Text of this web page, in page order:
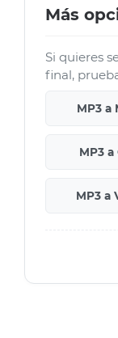
Más
Si quieres
final,
MP3 a
MP3 a
MP3 a